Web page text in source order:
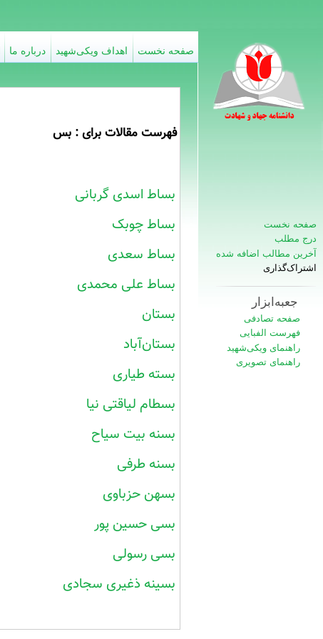
فهرست مقالات برای : بس
بساط اسدی گربانی
بساط چوبک
بساط سعدی
بساط علی محمدی
بستان
بستان‌آباد
بسته طیاری
بسطام لیاقتی نیا
بسنه بیت سیاح
بسنه طرفی
بسهن حزباوی
بسی حسین پور
بسی رسولی
بسینه ذغیری سجادی
درباره ما اهداف ویکی‌شهید صفحه نخست
صفحه نخست
درج مطلب
آخرین مطالب اضافه شده
اشتراک‌گذاری
جعبه‌ابزار
صفحه تصادفی
فهرست الفبایی
راهنمای ویکی‌شهید
راهنمای تصویری